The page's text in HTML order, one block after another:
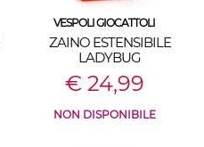
VESPOLI GIOCATTOLI
ZAINO ESTENSIBILE
LADYBUG
€ 24,99
NON DISPONIBILE